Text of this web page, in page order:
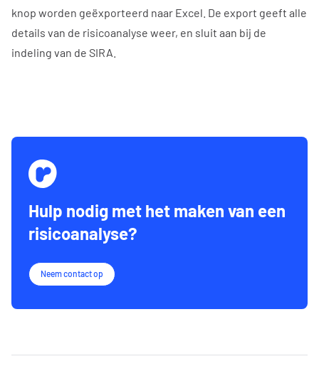
knop worden geëxporteerd naar Excel. De export geeft alle
details van de risicoanalyse weer, en sluit aan bij de
indeling van de SIRA.
Hulp nodig met het maken van een
risicoanalyse?
Neem contact op